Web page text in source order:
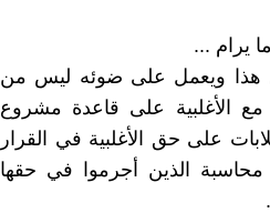
يرام ...
هذا ويعمل على ضوئه ليس من
مع الأغلبية على قاعدة مشروع
على حق الأغلبية في القرار
الذين أجرموا في حقها